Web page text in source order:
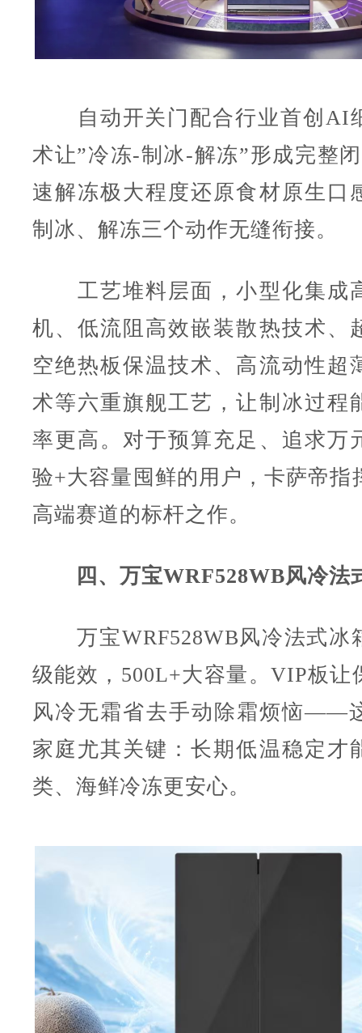
自动开关门配合行业首创AI
术让”冷冻-制冰-解冻”形成完整
速解冻极大程度还原食材原生口
制冰、解冻三个动作无缝衔接。
工艺堆料层面，小型化集成
机、低流阻高效嵌装散热技术、
空绝热板保温技术、高流动性超
术等六重旗舰工艺，让制冰过程
率更高。对于预算充足、追求万
验+大容量囤鲜的用户，卡萨帝指
高端赛道的标杆之作。
四、万宝WRF528WB风冷法
万宝WRF528WB风冷法式冰
级能效，500L+大容量。VIP板让
风冷无霜省去手动除霜烦恼——
家庭尤其关键：长期低温稳定才
类、海鲜冷冻更安心。